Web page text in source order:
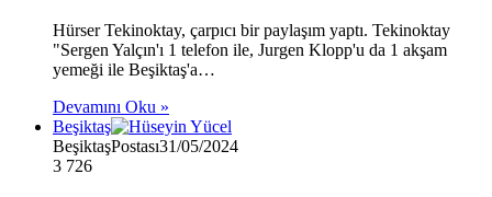
Hürser Tekinoktay, çarpıcı bir paylaşım yaptı. Tekinoktay
"Sergen Yalçın'ı 1 telefon ile, Jurgen Klopp'u da 1 akşam
yemeği ile Beşiktaş'a…
Devamını Oku »
Beşiktaş
BeşiktaşPostası31/05/2024
3 726